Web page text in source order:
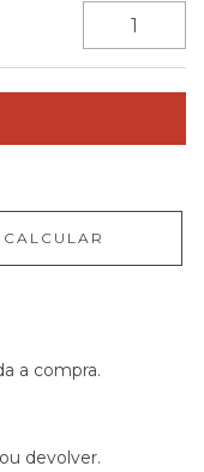
CALCULAR
a compra.
devolver.